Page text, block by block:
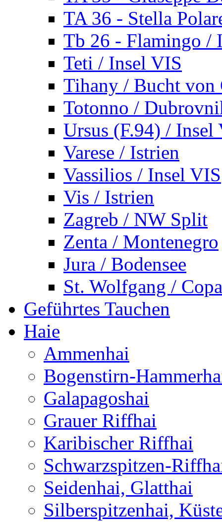
TA 36 - Stella
Tb 26 - Flamingo /
Teti / Insel VIS
Tihany / Bucht von
Totonno /
Ursus (F.94) / Insel
Varese / Istrien
Vassilios / Insel VIS
Vis / Istrien
Zagreb / NW Split
Zenta / Montenegro
Jura / Bodensee
St. Wolfgang /
Geführtes Tauchen
Haie
Ammenhai
Bogenstirn-
Galapagoshai
Grauer Riffhai
Karibischer Riffhai
Schwarzspitzen-
Seidenhai, Glatthai
Silberspitzenhai,